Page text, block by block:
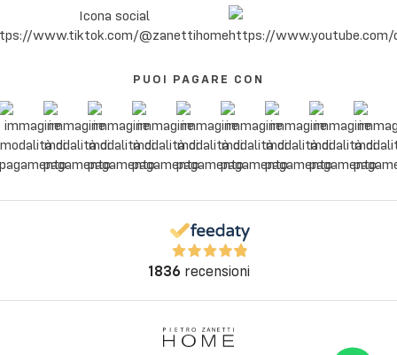
PUOI PAGARE CON
1836 recensioni